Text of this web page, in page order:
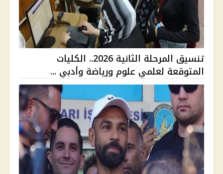
تنسيق المرحلة الثانية 2026.. الكليات
المتوقعة لعلمي علوم ورياضة وأدبي ...